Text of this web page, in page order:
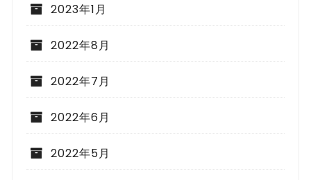
2023年1月
2022年8月
2022年7月
2022年6月
2022年5月